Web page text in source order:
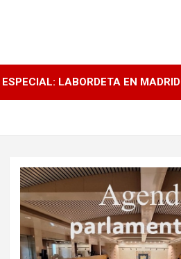
ESPECIAL: LABORDETA EN MADRID